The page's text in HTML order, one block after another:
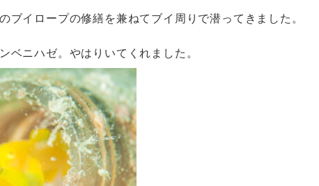
ブイロープの修繕を兼ねてブイ周りで潜ってきました。
ベニハゼ。やはりいてくれました。